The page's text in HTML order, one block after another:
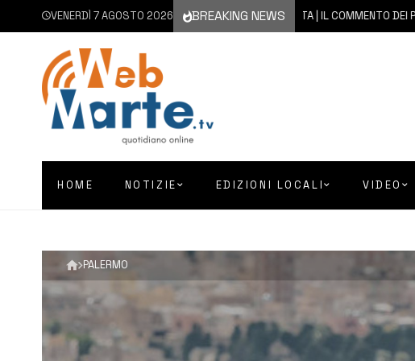
VENERDÌ 7 AGOSTO 2026 BREAKING NEWS
7 AGOSTO 2026 AUGUSTA | IL COMMENTO DEI
HOME NOTIZIE EDIZIONI LOCALI VIDEO
PALERMO